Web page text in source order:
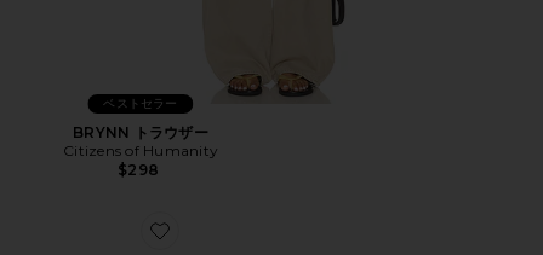
ベストセラー
BRYNN トラウザー
Citizens of Humanity
$298
Favorite XT-6 ハイカースニーカー